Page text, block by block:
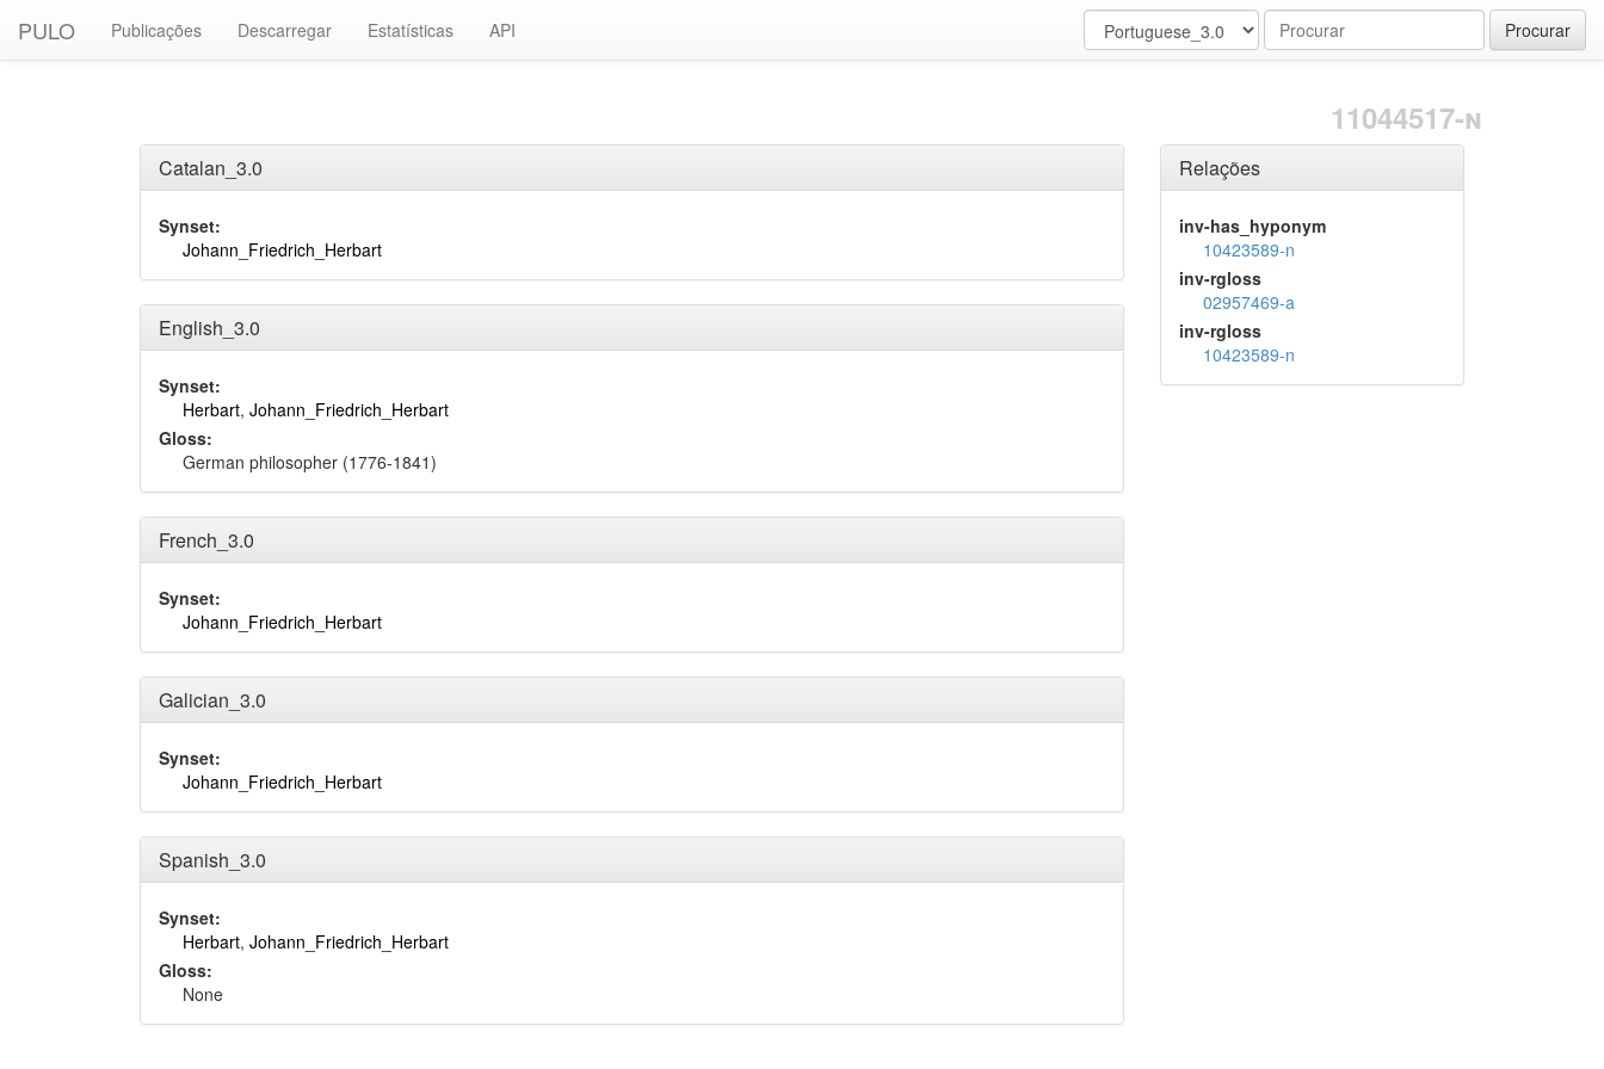
PULO Publicações Descarregar Estatísticas API Procurar
11044517-n
Catalan_3.0
Synset:
Johann_Friedrich_Herbart
English_3.0
Synset:
Herbart, Johann_Friedrich_Herbart
Gloss:
German philosopher (1776-1841)
French_3.0
Synset:
Johann_Friedrich_Herbart
Galician_3.0
Synset:
Johann_Friedrich_Herbart
Spanish_3.0
Synset:
Herbart, Johann_Friedrich_Herbart
Gloss:
None
Relações
inv-has_hyponym
10423589-n
inv-rgloss
02957469-a
inv-rgloss
10423589-n